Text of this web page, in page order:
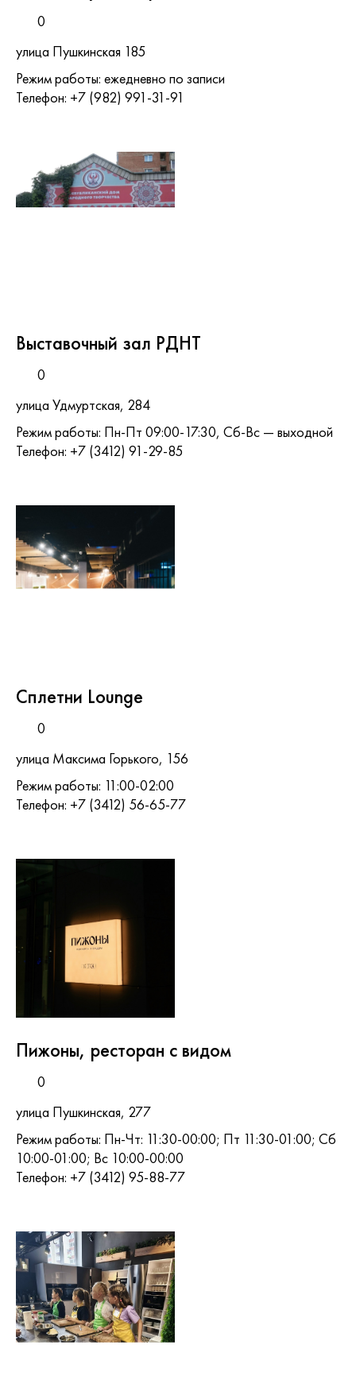
0
улица Пушкинская 185
Режим работы: ежедневно по записи
Телефон: +7 (982) 991-31-91
Выставочный зал РДНТ
0
улица Удмуртская, 284
Режим работы: Пн-Пт 09:00-17:30, Сб-Вс — выходной
Телефон: +7 (3412) 91-29-85
Сплетни Lounge
0
улица Максима Горького, 156
Режим работы: 11:00-02:00
Телефон: +7 (3412) 56-65-77
Пижоны, ресторан с видом
0
улица Пушкинская, 277
Режим работы: Пн-Чт: 11:30-00:00; Пт 11:30-01:00; Сб
10:00-01:00; Вс 10:00-00:00
Телефон: +7 (3412) 95-88-77